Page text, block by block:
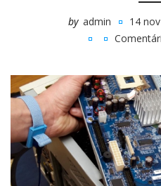
by admin 14 nov